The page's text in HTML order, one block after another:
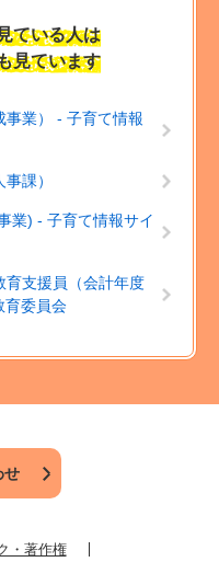
ている人は
見ています
事業） - 子育て情報
課）
業) - 子育て情報サイ
育支援員（会計年度
育委員会
せ
・著作権